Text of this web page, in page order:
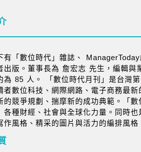
有「數位時代」雜誌、
出版。董事長為 詹宏志 先生，編輯與
為 85 人。 「數位時代月刊」是台灣
者數位科技、網際網路、電子商務最
的競爭規劃、揣摩新的成功典範。「
各種財經、社會與全球化力量。同時
作風格、精采的圖片與活力的編排風